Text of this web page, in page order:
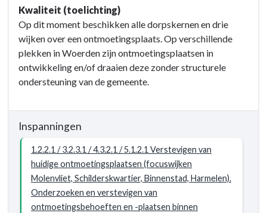
lokale
ondersteuningsstructuur
programmering
activiteiten
worden
voor
kinderen,
jongeren
Opgave:
Doorontwikkeling
inrichting
sociaal
domein
1.2.2
Kwaliteit (toelichting)
Op dit moment beschikken alle dorpskernen en drie
wijken over een ontmoetingsplaats. Op verschillende
plekken in Woerden zijn ontmoetingsplaatsen in
ontwikkeling en/of draaien deze zonder structurele
ondersteuning van de gemeente.
Inspanningen
1.2.2.1 / 3.2.3.1 / 4.3.2.1 / 5.1.2.1 Verstevigen van
huidige ontmoetingsplaatsen (focuswijken
Molenvliet, Schilderskwartier, Binnenstad, Harmelen).
Onderzoeken en verstevigen van
ontmoetingsbehoeften en -plaatsen binnen